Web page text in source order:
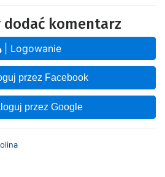
komentarz
| Logowanie
przez Facebook
przez Google